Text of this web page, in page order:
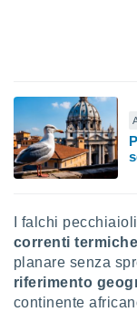
di
dati
al quale
Per
tuo
I falchi
correnti
planare senza
riferimento
continente